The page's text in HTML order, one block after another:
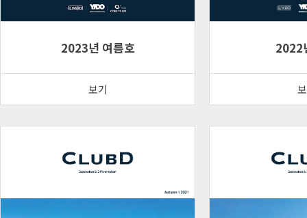
2023년 여름호
보기
2022